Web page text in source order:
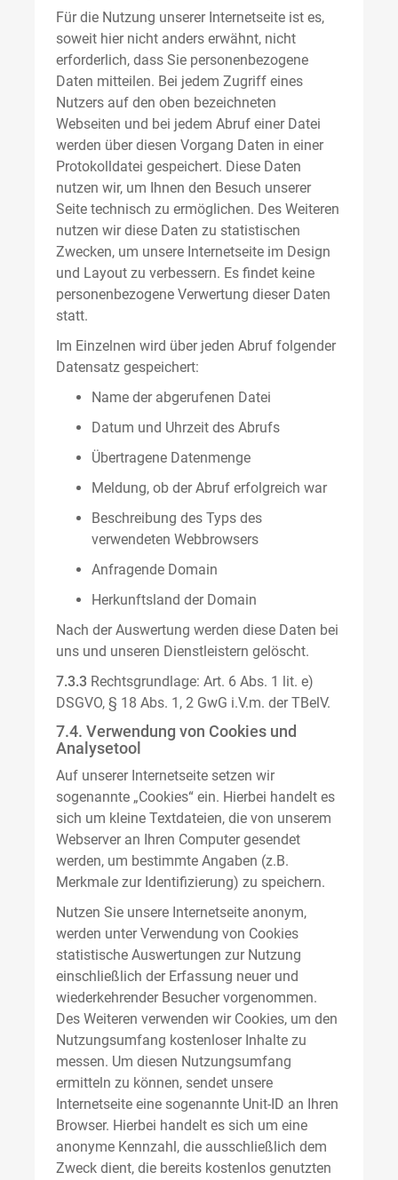
Für die Nutzung unserer Internetseite ist es,
soweit hier nicht anders erwähnt, nicht
erforderlich, dass Sie personenbezogene
Daten mitteilen. Bei jedem Zugriff eines
Nutzers auf den oben bezeichneten
Webseiten und bei jedem Abruf einer Datei
werden über diesen Vorgang Daten in einer
Protokolldatei gespeichert. Diese Daten
nutzen wir, um Ihnen den Besuch unserer
Seite technisch zu ermöglichen. Des Weiteren
nutzen wir diese Daten zu statistischen
Zwecken, um unsere Internetseite im Design
und Layout zu verbessern. Es findet keine
personenbezogene Verwertung dieser Daten
statt.
Im Einzelnen wird über jeden Abruf folgender
Datensatz gespeichert:
Name der abgerufenen Datei
Datum und Uhrzeit des Abrufs
Übertragene Datenmenge
Meldung, ob der Abruf erfolgreich war
Beschreibung des Typs des
verwendeten Webbrowsers
Anfragende Domain
Herkunftsland der Domain
Nach der Auswertung werden diese Daten bei
uns und unseren Dienstleistern gelöscht.
7.3.3 Rechtsgrundlage: Art. 6 Abs. 1 lit. e)
DSGVO, § 18 Abs. 1, 2 GwG i.V.m. der TBelV.
7.4. Verwendung von Cookies und
Analysetool
Auf unserer Internetseite setzen wir
sogenannte „Cookies“ ein. Hierbei handelt es
sich um kleine Textdateien, die von unserem
Webserver an Ihren Computer gesendet
werden, um bestimmte Angaben (z.B.
Merkmale zur Identifizierung) zu speichern.
Nutzen Sie unsere Internetseite anonym,
werden unter Verwendung von Cookies
statistische Auswertungen zur Nutzung
einschließlich der Erfassung neuer und
wiederkehrender Besucher vorgenommen.
Des Weiteren verwenden wir Cookies, um den
Nutzungsumfang kostenloser Inhalte zu
messen. Um diesen Nutzungsumfang
ermitteln zu können, sendet unsere
Internetseite eine sogenannte Unit-ID an Ihren
Browser. Hierbei handelt es sich um eine
anonyme Kennzahl, die ausschließlich dem
Zweck dient, die bereits kostenlos genutzten